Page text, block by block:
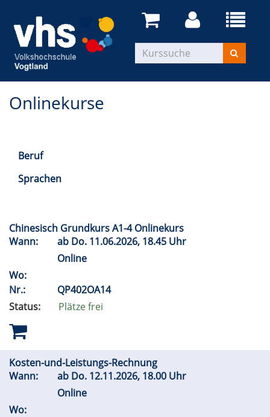
Onlinekurse
Beruf
Sprachen
Chinesisch Grundkurs A1-4 Onlinekurs
Wann:
ab Do. 11.06.2026, 18.45 Uhr
Online
Wo:
Nr.:
QP402OA14
Status:
Plätze frei
Kosten-und-Leistungs-Rechnung
Wann:
ab Do. 12.11.2026, 18.00 Uhr
Online
Wo: